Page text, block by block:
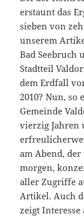
erstaunt das
sieben von
unserem
Bad Seebruch
Stadtteil
dem Erdfall
2010? Nun,
Gemeinde
vierzig Jahren
am Abend,
morgen,
aller Zugriffe
Artikel. Auch
zeigt